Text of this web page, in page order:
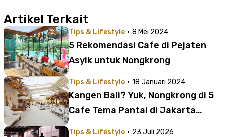
Artikel Terkait
Tips & Lifestyle · 8 Mei 2024
5 Rekomendasi Cafe di Pejaten
Asyik untuk Nongkrong
Tips & Lifestyle · 18 Januari 2024
Kangen Bali? Yuk, Nongkrong di 5
Cafe Tema Pantai di Jakarta
Tips & Lifestyle · 23 Juli 2026